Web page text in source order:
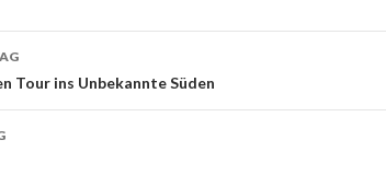
Tour ins Unbekannte Süden